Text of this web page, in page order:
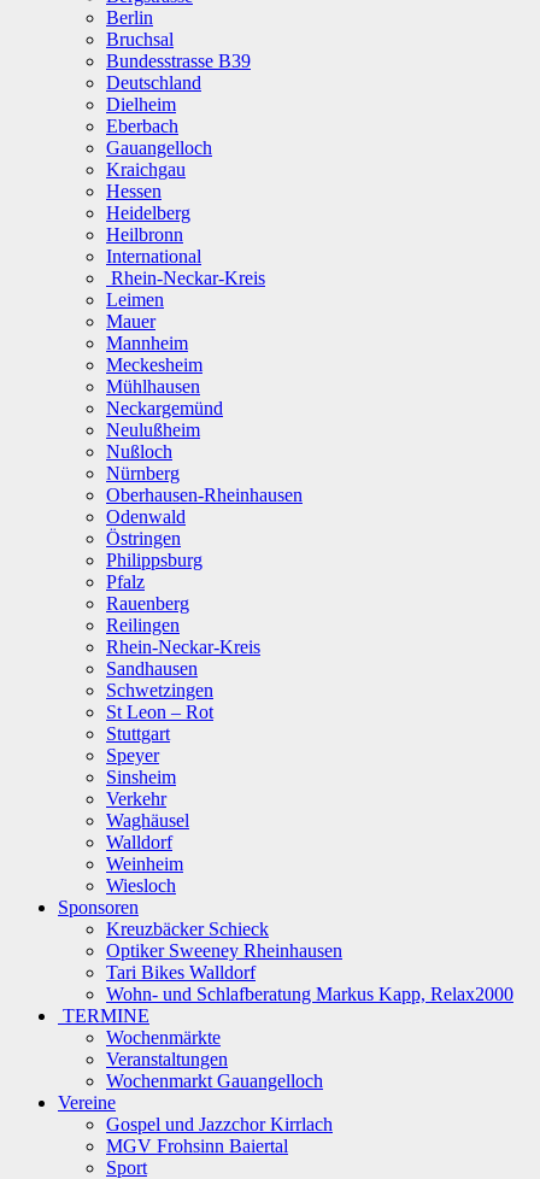
Berlin
Bruchsal
Bundesstrasse B39
Deutschland
Dielheim
Eberbach
Gauangelloch
Kraichgau
Hessen
Heidelberg
Heilbronn
International
Rhein-Neckar-Kreis
Leimen
Mauer
Mannheim
Meckesheim
Mühlhausen
Neckargemünd
Neulußheim
Nußloch
Nürnberg
Oberhausen-Rheinhausen
Odenwald
Östringen
Philippsburg
Pfalz
Rauenberg
Reilingen
Rhein-Neckar-Kreis
Sandhausen
Schwetzingen
St Leon – Rot
Stuttgart
Speyer
Sinsheim
Verkehr
Waghäusel
Walldorf
Weinheim
Wiesloch
Sponsoren
Kreuzbäcker Schieck
Optiker Sweeney Rheinhausen
Tari Bikes Walldorf
Wohn- und Schlafberatung Markus Kapp, Relax2000
TERMINE
Wochenmärkte
Veranstaltungen
Wochenmarkt Gauangelloch
Vereine
Gospel und Jazzchor Kirrlach
MGV Frohsinn Baiertal
Sport